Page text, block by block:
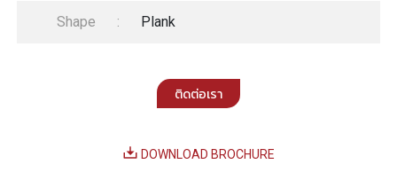
Shape : Plank
ติดต่อเรา
DOWNLOAD BROCHURE